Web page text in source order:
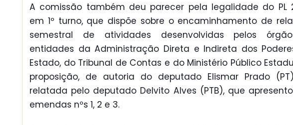
A comissão também deu parecer pela legalidade do PL
em 1º turno, que dispõe sobre o encaminhamento de
semestral de atividades desenvolvidas pelos
entidades da Administração Direta e Indireta dos
Estado, do Tribunal de Contas e do Ministério Público
proposição, de autoria do deputado Elismar Prado
relatada pelo deputado Delvito Alves (PTB), que
emendas nºs 1, 2 e 3.